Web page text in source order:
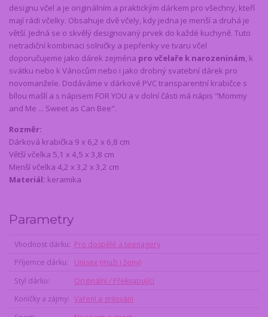
designu včel a je originálním a praktickým dárkem pro všechny, kteří
mají rádi včelky. Obsahuje dvě včely, kdy jedna je menší a druhá je
větší. Jedná se o skvělý designovaný prvek do každé kuchyně. Tuto
netradiční kombinaci solničky a pepřenky ve tvaru včel
doporučujeme jako dárek zejména pro včelaře k narozeninám , k
svátku nebo k Vánocům nebo i jako drobný svatební dárek pro
novomanžele. Dodáváme v dárkové PVC transparentní krabičce s
bílou mašlí a s nápisem FOR YOU a v dolní části má nápis "Mommy
and Me ... Sweet as Can Bee".
Rozměr:
Dárková krabička 9 x 6,2 x 6,8 cm
Větší včelka 5,1 x 4,5 x 3,8 cm
Menší včelka 4,2 x 3,2 x 3,2 cm
Materiál: keramika
Parametry
Vhodnost dárku
Pro dospělé a teenagery
Příjemce dárku
Unisex (muži i ženy)
Styl dárku
Originální / Překvapující
Koníčky a zájmy
Vaření a grilování